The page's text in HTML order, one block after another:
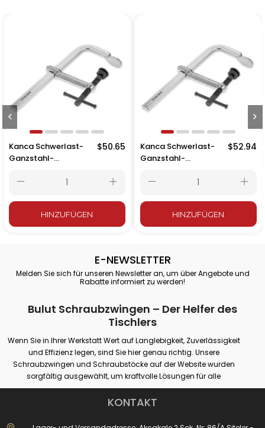
Schwerlast-
250x120 mm
$50.65
HINZUFÜGEN
Kanca Schwerlast-
Ganzstahl-
cm – 300x120 mm
$52.94
HINZUFÜGEN
E-NEWSLETTER
Melden Sie sich für unseren Newsletter an, um über Angebote und
Rabatte informiert zu werden!
Bulut Schraubzwingen – Der Helfer des
Tischlers
Wenn Sie in Ihrer Werkstatt Wert auf Langlebigkeit, Zuverlässigkeit
und Effizienz legen, sind Sie hier genau richtig. Unsere
Schraubzwingen und Schraubstöcke auf der Website wurden
sorgfältig ausgewählt, um kraftvolle Lösungen für alle
professionellen oder Hobby-Spannanforderungen zu bieten.
Unsere Produkte bieten festen Halt auf verschiedenen Oberflächen
bei Anwendungen wie Tischlerei, Schweißen, Bohren, Montage und
KONTAKT